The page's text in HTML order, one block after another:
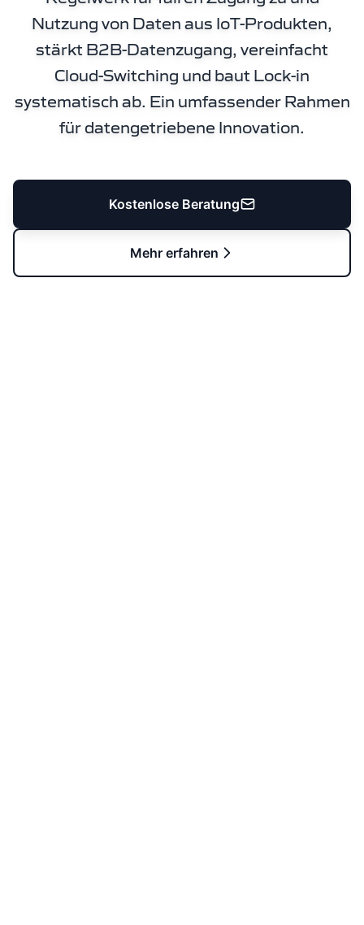
Nutzung von Daten aus IoT-Produkten,
stärkt B2B-Datenzugang, vereinfacht
Cloud-Switching und baut Lock-in
systematisch ab. Ein umfassender Rahmen
für datengetriebene Innovation.
Kostenlose Beratung
Mehr erfahren